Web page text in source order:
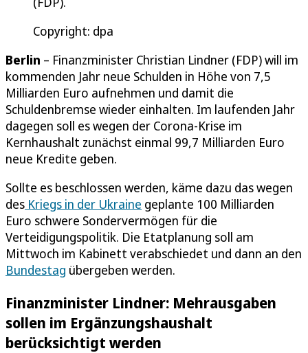
Copyright: dpa
Berlin – Finanzminister Christian Lindner (FDP) will im
kommenden Jahr neue Schulden in Höhe von 7,5
Milliarden Euro aufnehmen und damit die
Schuldenbremse wieder einhalten. Im laufenden Jahr
dagegen soll es wegen der Corona-Krise im
Kernhaushalt zunächst einmal 99,7 Milliarden Euro
neue Kredite geben.
Sollte es beschlossen werden, käme dazu das wegen
des Kriegs in der Ukraine geplante 100 Milliarden
Euro schwere Sondervermögen für die
Verteidigungspolitik. Die Etatplanung soll am
Mittwoch im Kabinett verabschiedet und dann an den
Bundestag übergeben werden.
Finanzminister Lindner: Mehrausgaben
sollen im Ergänzungshaushalt
berücksichtigt werden